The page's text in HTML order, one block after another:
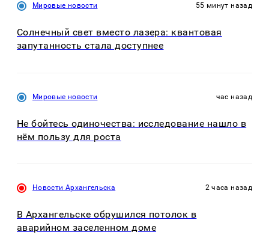
Мировые новости 55 минут назад
Солнечный свет вместо лазера: квантовая
запутанность стала доступнее
Мировые новости час назад
Не бойтесь одиночества: исследование нашло в
нём пользу для роста
Новости Архангельска 2 часа назад
В Архангельске обрушился потолок в
аварийном заселенном доме